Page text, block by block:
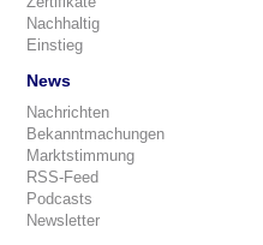
Nachhaltig
Einstieg
News
Nachrichten
Bekanntmachungen
Marktstimmung
RSS-Feed
Podcasts
Newsletter